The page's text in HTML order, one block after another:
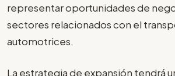
representar oportunidades de
sectores relacionados con el
automotrices.
La estrategia de expansión tendrá